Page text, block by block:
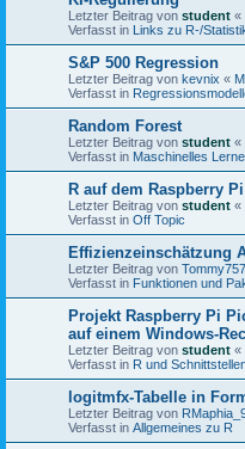
Letzter Beitrag von student «
Verfasst in Links zu R-/
S&P 500 Regression
Letzter Beitrag von kevnix «
Verfasst in
Random Forest
Letzter Beitrag von student «
Verfasst in Maschinelles
R auf dem Raspberry
Letzter Beitrag von student «
Verfasst in Off Topic
Effizienzeinschätzung
Letzter Beitrag von
Verfasst in Funktionen und
Projekt Raspberry Pi
auf einem Windows-
Letzter Beitrag von student «
Verfasst in R und
logitmfx-Tabelle in
Letzter Beitrag von
Verfasst in Allgemeines zu R